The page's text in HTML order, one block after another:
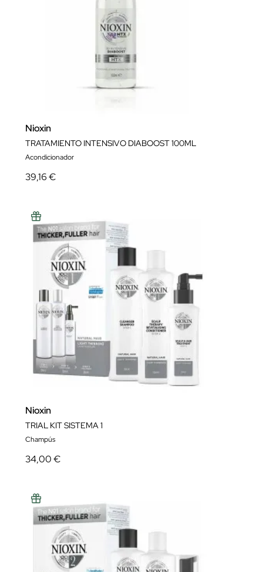
Nioxin
TRATAMIENTO INTENSIVO DIABOOST 100ML
Acondicionador
39,16 €
Nioxin
TRIAL KIT SISTEMA 1
Champús
34,00 €